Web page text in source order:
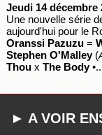
Jeudi 14 décembre
Une nouvelle série
aujourd'hui pour le
Oranssi Pazuzu=
Stephen O'Malley(
Thoux The Body
► A VOIR